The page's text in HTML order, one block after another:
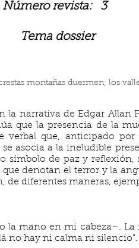
Número revista: 3
Tema dossier
crestas montañas duermen; los
la narrativa de Edgar Allan
que la presencia de la
verbal que, anticipado
asocia a la ineludible
símbolo de paz y
denotan el terror y la
de diferentes maneras,
la mano en mi cabeza–.
no hay ni calma ni silencio”.